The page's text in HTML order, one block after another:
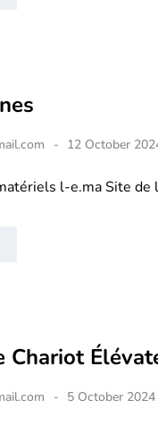
12 October
l-e.ma Site
Chariot
5 October 2024